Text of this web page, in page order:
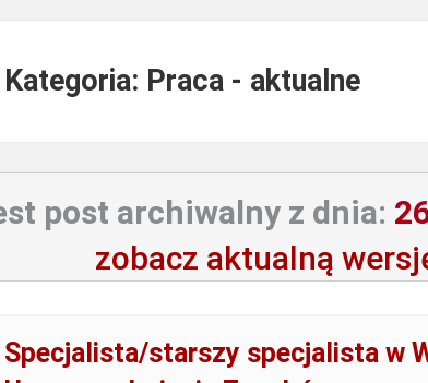
Kategoria: Praca - aktualne
post archiwalny z dnia:
zobacz aktualną
Specjalista/starszy specjalista w